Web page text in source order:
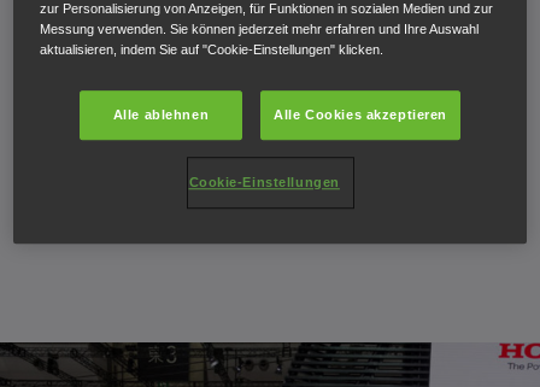
präsentiert.
Technologien von Honda und ist das weltweit erste
Serienmodell einer Limousine, bei der der gesamte
Antriebsstrang mit Brennstoffzelle komplett im Motorraum
zur Personalisierung von Anzeigen, für Funktionen in sozialen Medien und zur
Messung verwenden. Sie können jederzeit mehr erfahren und Ihre Auswahl
aktualisieren, indem Sie auf "Cookie-Einstellungen" klicken.
Alle ablehnen Alle Cookies akzeptieren
Cookie-Einstellungen